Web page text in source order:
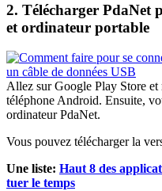
2. Télécharger PdaNet
et ordinateur portable
Allez sur Google Play Store et
téléphone Android. Ensuite,
ordinateur PdaNet.
Vous pouvez télécharger la
Une liste: Haut 8 des
tuer le temps